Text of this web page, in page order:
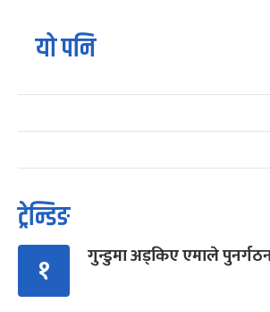
यो पनि
ट्रेन्डिङ
१ गुन्डुमा अड्किए एमाले